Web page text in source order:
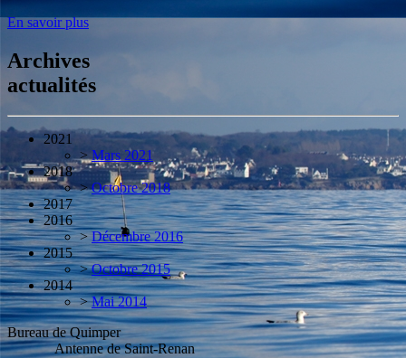
En savoir plus
Archives
actualités
2021
> Mars 2021
2018
> Octobre 2018
2017
2016
> Décembre 2016
2015
> Octobre 2015
2014
> Mai 2014
Bureau de Quimper
Antenne de Saint-Renan